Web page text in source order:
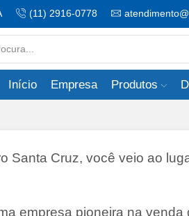
(11) 2916-0778
input
Início Empresa Produtos
Santa Cruz, você veio ao
empresa pioneira na